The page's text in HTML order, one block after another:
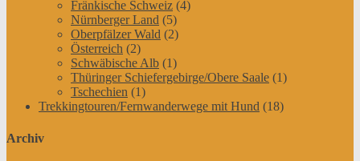
Fränkische Schweiz (4)
Nürnberger Land (5)
Oberpfälzer Wald (2)
Österreich (2)
Schwäbische Alb (1)
Thüringer Schiefergebirge/Obere Saale (1)
Tschechien (1)
Trekkingtouren/Fernwanderwege mit Hund (18)
Archiv